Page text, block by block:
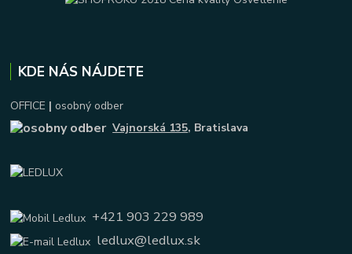
KDE NÁS NÁJDETE
OFFICE | osobný odber
Vajnorská 135, Bratislava
+421 903 229 989
ledlux@ledlux.sk